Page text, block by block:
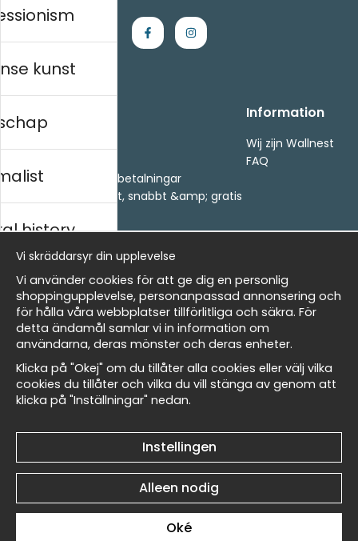
Handla
- Returer och återbetalningar
- Leverans - enkelt, snabbt &amp; gratis
Mina favoriter
Information
Wij zijn Wallnest
FAQ
Nieuwsbrief
Ontvang onze beste aanbiedingen en nieuws!
E-
mailadres
Verstuur
Et harum quidem rerum facilis est et expedita
kunst
history
Vi skräddarsyr din upplevelse
Vi använder cookies för att ge dig en personlig
shoppingupplevelse, personanpassad annonsering och
för hålla våra webbplatser tillförlitliga och säkra. För
detta ändamål samlar vi in information om
användarna, deras mönster och deras enheter.
Klicka på "Okej" om du tillåter alla cookies eller välj vilka
cookies du tillåter och vilka du vill stänga av genom att
klicka på "Inställningar" nedan.
Instellingen
Alleen nodig
Oké